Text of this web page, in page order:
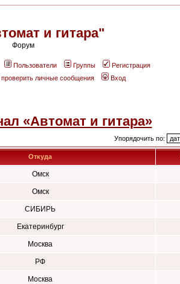
и гитара"
Форум
Пользователи Группы
Регистрация
проверить личные сообщения Вход
«Автомат и гитара»
Упорядочить по:
Откуда
Омск
Омск
СИБИРЬ
Екатеринбург
Москва
РФ
Москва